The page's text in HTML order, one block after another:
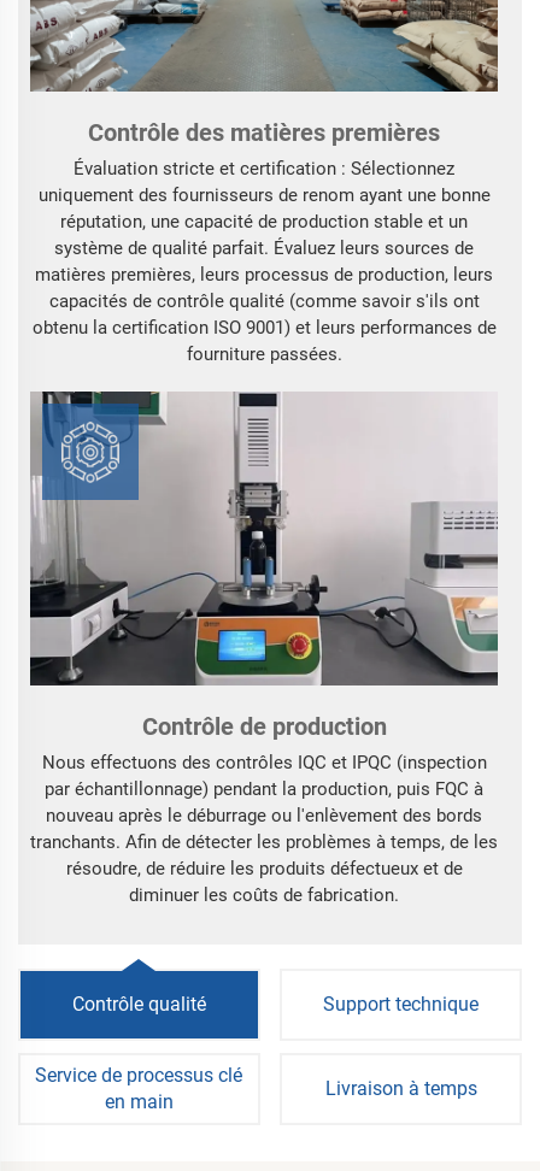
Contrôle des matières premières
Évaluation stricte et certification : Sélectionnez
uniquement des fournisseurs de renom ayant une bonne
réputation, une capacité de production stable et un
système de qualité parfait. Évaluez leurs sources de
matières premières, leurs processus de production, leurs
capacités de contrôle qualité (comme savoir s'ils ont
obtenu la certification ISO 9001) et leurs performances de
fourniture passées.
Contrôle de production
Nous effectuons des contrôles IQC et IPQC (inspection
par échantillonnage) pendant la production, puis FQC à
nouveau après le déburrage ou l'enlèvement des bords
tranchants. Afin de détecter les problèmes à temps, de les
résoudre, de réduire les produits défectueux et de
diminuer les coûts de fabrication.
Contrôle qualité Support technique
Service de processus clé
en main
Livraison à temps